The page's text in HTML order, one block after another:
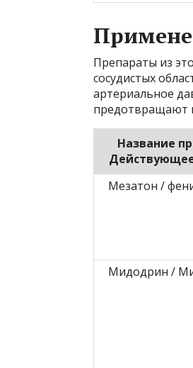
Препараты из
сосудистых
артериальное
предотвращают
Название
Мезатон /
Мидодрин /